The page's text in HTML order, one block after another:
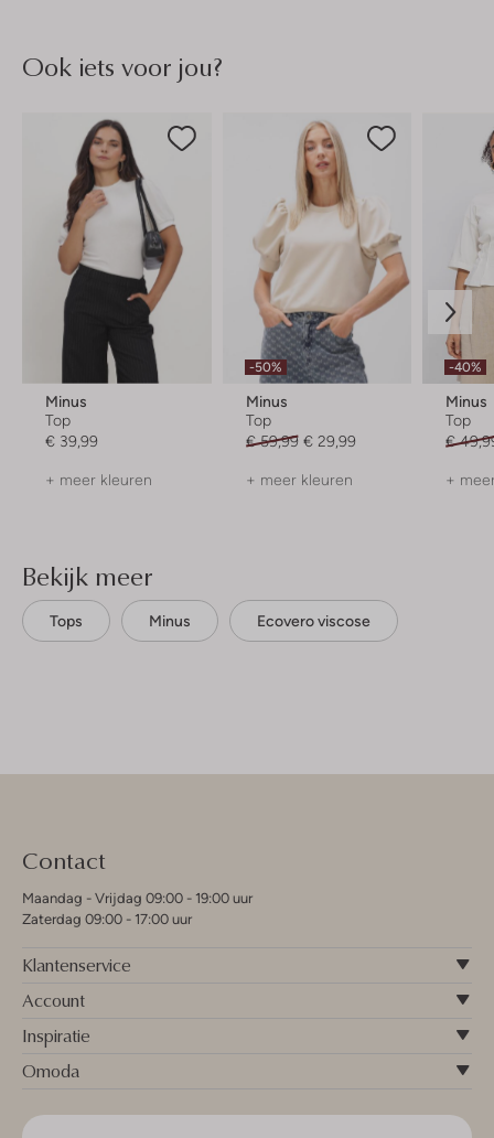
Ook iets voor jou?
Minus
Top
€ 39,99
+ meer kleuren
-50%
Minus
Top
€ 59,99 € 29,99
+ meer kleuren
-40%
Minus
Top
€
+
Bekijk meer
Tops Minus Ecovero viscose
Contact
Maandag - Vrijdag 09:00 - 19:00 uur
Zaterdag 09:00 - 17:00 uur
Klantenservice
Account
Inspiratie
Omoda